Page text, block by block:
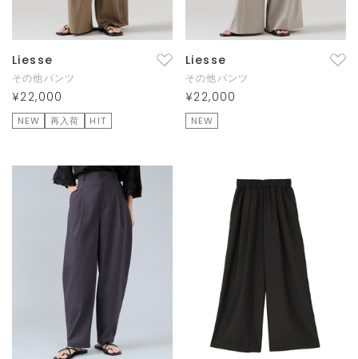
Liesse
その他パンツ
¥22,000
NEW 再入荷 HIT
Liesse
その他パンツ
¥22,000
NEW